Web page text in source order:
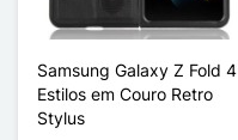
Samsung Galaxy Z Fold 4
Estilos em Couro Retro
Stylus